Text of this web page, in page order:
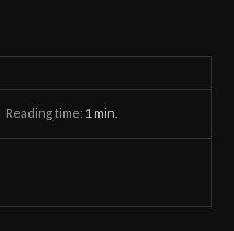
Reading time: 1 min.